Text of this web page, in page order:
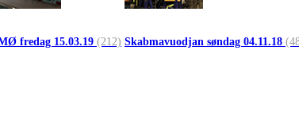
fredag 15.03.19 (212) Skabmavuodjan søndag 04.11.18